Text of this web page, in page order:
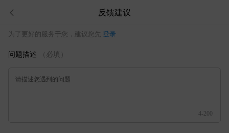
反馈建议
为了更好的服务于您，建议您先 登录
问题描述 （必填）
请描述您遇到的问题
4-200